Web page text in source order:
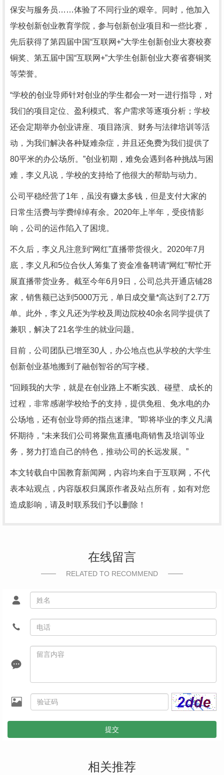
保安与服务员……体验了不同行业的艰辛。同时，他加入
学校创新创业教育学院，参与创新创业项目和一些比赛，
先后获得了第四届中国“互联网+”大学生创新创业大赛校赛
铜奖、第五届中国“互联网+”大学生创新创业大赛省赛铜奖
等荣誉。
“学校的创业导师针对创业的学生都会一对一进行指导，对
我们的项目定位、盈利模式、客户需求等逐项分析；学校
还会定期举办创业讲座、项目路演、财务与法律培训等活
动，为我们解决各种疑难杂症，并且还免费为我们提供了
80平米的办公场所。”创业初期，难免会遇到各种挑战与困
难，李义凡说，学校的支持给了他很大的帮助与动力。
公司平稳经营了1年，虽没有赚太多钱，但是支付大家的
日常生活费与学费绰绰有余。2020年上半年，受疫情影
响，公司的运作陷入了困境。
不久后，李义凡注意到“网红”直播带货很火。2020年7月
底，李义凡和5位合伙人筹集了资金准备聘请“网红”帮忙开
展直播带货业务。截至今年6月9日，公司总共开通店铺28
家，销售额已达到5000万元，单日成交量*高达到了2.7万
单。此外，李义凡还为学校及周边院校40余名同学提供了
兼职，解决了21名学生的就业问题。
目前，公司团队已增至30人，办公地点也从学校的大学生
创新创业基地搬到了融创智谷的写字楼。
“回顾我的大学，就是在创业路上不断实践、碰壁、成长的
过程，非常感谢学校给予的支持，提供免租、免水电的办
公场地，还有创业导师的指点迷津。”即将毕业的李义凡满
怀期待，“未来我们公司将聚焦直播电商销售及培训等业
务，努力打造自己的特色，推动公司的长远发展。”
本文转载自中国教育新闻网，内容均来自于互联网，不代
表本站观点，内容版权归属原作者及站点所有，如有对您
造成影响，请及时联系我们予以删除！
在线留言
RELATED TO RECOMMEND
提交
相关推荐